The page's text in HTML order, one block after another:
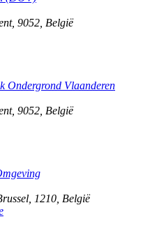
, 9052 België
Ondergrond Vlaanderen
, 9052 België
1210 België